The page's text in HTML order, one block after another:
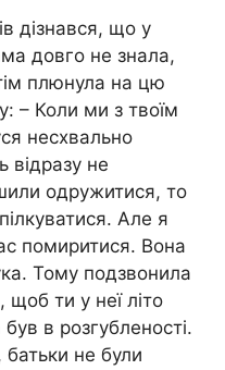
дізнався, що у
довго не знала,
плюнула на цю
– Коли ми з твоїм
несхвально
відразу не
одружитися, то
Але я
помиритися. Вона
Тому подзвонила
щоб ти у неї літо
в розгубленості.
батьки не були